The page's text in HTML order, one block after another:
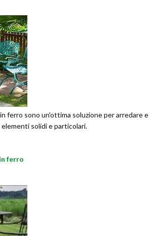
ferro sono un'ottima soluzione per arredare e
elementi solidi e particolari.
ferro